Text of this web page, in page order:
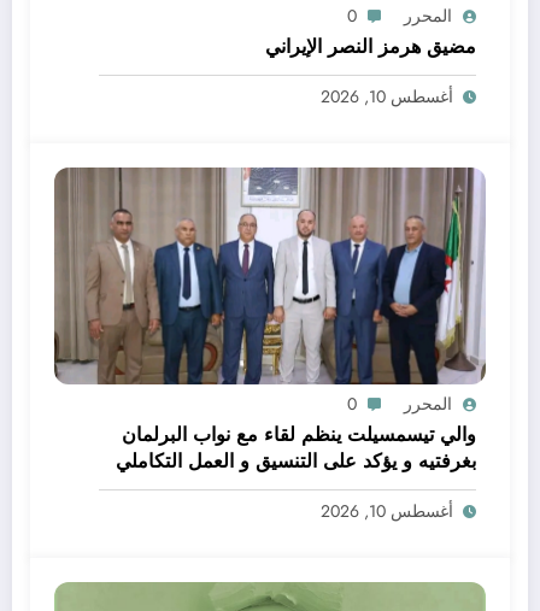
المحرر 0
مضيق هرمز النصر الإيراني
أغسطس 10, 2026
المحرر 0
والي تيسمسيلت ينظم لقاء مع نواب البرلمان
بغرفتيه و يؤكد على التنسيق و العمل التكاملي
خدمة للتنمية و المواطن
أغسطس 10, 2026